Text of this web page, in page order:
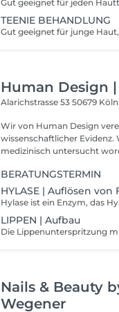
TEENIE BEHANDLUNG
Human Design
Alarichstrasse 5350679 Köln
Wir von Human Design
wissenschaftlicher
medizinisch untersucht
BERATUNGSTERMIN
HYLASE | Auflösen von
LIPPEN | Aufbau
Nails & Beauty
Wegener